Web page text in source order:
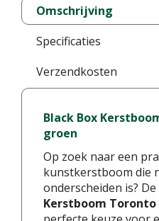
Omschrijving
Specificaties
Verzendkosten
Black Box
groen
Op zoek naar een
kunstkerstboom die
onderscheiden is? De
Kerstboom Toronto